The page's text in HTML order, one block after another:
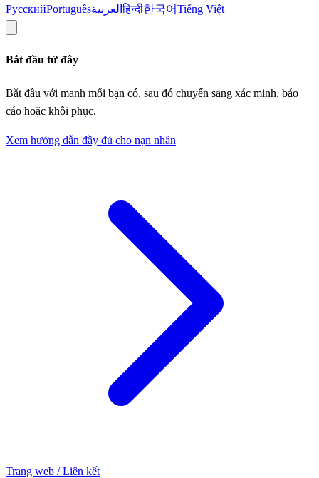
РусскийPortuguêsالعربيةहिन्दी한국어Tiếng Việt
Bắt đầu từ đây
Bắt đầu với manh mối bạn có, sau đó chuyển sang xác minh, báo
cáo hoặc khôi phục.
Xem hướng dẫn đầy đủ cho nạn nhân
Trang web / Liên kết